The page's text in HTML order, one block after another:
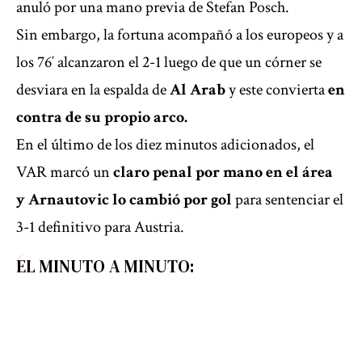
anuló por una mano previa de Stefan Posch.
Sin embargo, la fortuna acompañó a los europeos y a
los 76′ alcanzaron el 2-1 luego de que un córner se
desviara en la espalda deAl Araby este conviertaen
contra de su propio arco.
En el último de los diez minutos adicionados, el
VAR marcó unclaro penal por mano en el área
y Arnautovic lo cambió por golpara sentenciar el
3-1 definitivo para Austria.
EL MINUTO A MINUTO: